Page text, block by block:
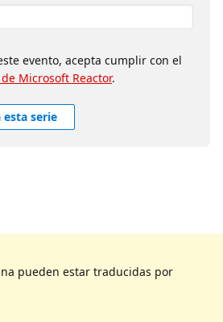
evento, acepta cumplir con el
Microsoft Reactor.
esta serie
pueden estar traducidas por